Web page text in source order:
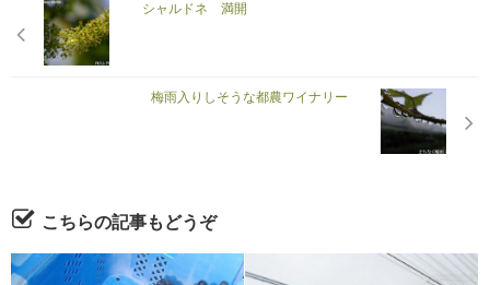
シャルドネ 満開
梅雨入りしそうな都農ワイナリー
こちらの記事もどうぞ